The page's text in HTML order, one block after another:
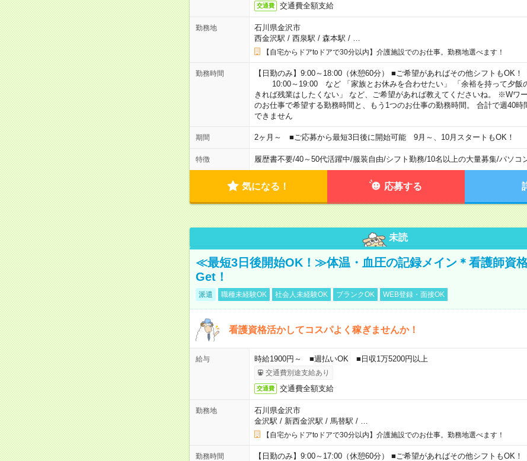
交通費 交通費全額支給
勤務地
石川県金沢市
西金沢駅 / 西泉駅 / 森本駅 /
【自宅からドアtoドアで30分以内】介護施設でのお仕事。勤務地選べます！
勤務時間
【日勤のみ】9:00～18:00（休憩60分） ■ご希望があればその他シフトもOK！
10:00～19:00 など 「家族とお休みを合わせたい」 「余裕を持って夕飯
きれば残業はしたくない」 など、ご希望があれば教えてくださいね。 ※Wワ
のお仕事で希望する勤務時間と、もう1つのお仕事の勤務時間。 合計で週40時
できません
期間 2ヶ月～ ■ご応募から最短3日後に開始可能 9月～、10月スタートもOK！
特徴 履歴書不要/40～50代活躍中/服装自由/シフト勤務/10名以上の大量募集/パソコ
気になる！ 応募する
未読
≪最短3日後開始OK！≫体温・血圧の記録メイン＊看護師資
Get！
派遣 職種未経験OK 社会人未経験OK ブランクOK WEB登録・面接OK
看護資格活かしてコスパよく稼ぎませんか！
給与 時給1900円～ ■週払いOK ■日収1万5200円以上
交通費別途支給あり
交通費 交通費全額支給
勤務地
石川県金沢市
金沢駅 / 新西金沢駅 / 馬替駅 /
【自宅からドアtoドアで30分以内】介護施設でのお仕事。勤務地選べます！
勤務時間
【日勤のみ】9:00～17:00（休憩60分） ■ご希望があればその他シフトもOK！